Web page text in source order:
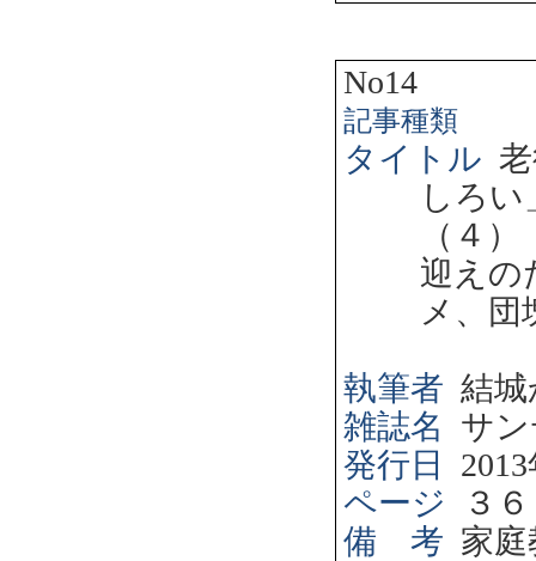
No14
記事種類
タイトル
しろ
（４
迎えの
メ、団
執筆者 結
雑誌名
サ
発行日
2013
ページ
３
備 考 家